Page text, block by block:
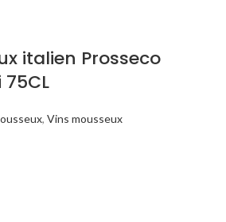
italien Prosseco
, Vins mousseux